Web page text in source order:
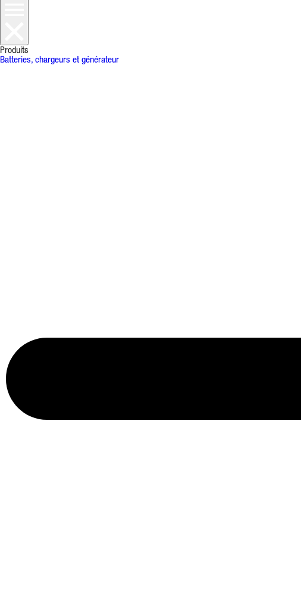
Produits
Batteries, chargeurs et générateur